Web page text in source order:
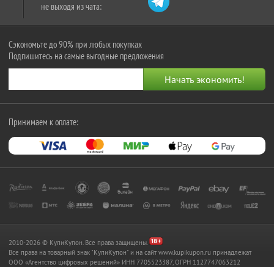
не выходя из чата:
Сэкономьте до 90% при любых покупках
Подпишитесь на самые выгодные предложения
Принимаем к оплате:
2010-2026 © КупиКупон. Все права защищены.
Все права на товарный знак "КупиКупон" и на сайт www.kupikupon.ru принадлежат
OOO «Агентство цифровых решений» ИНН 7705523387, ОГРН 1127747063212